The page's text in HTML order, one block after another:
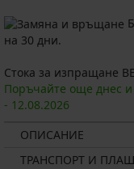
на 30 дни.
Стока за изпращане
Поръчайте още днес
- 12.08.2026
ОПИСАНИЕ
ТРАНСПОРТ И